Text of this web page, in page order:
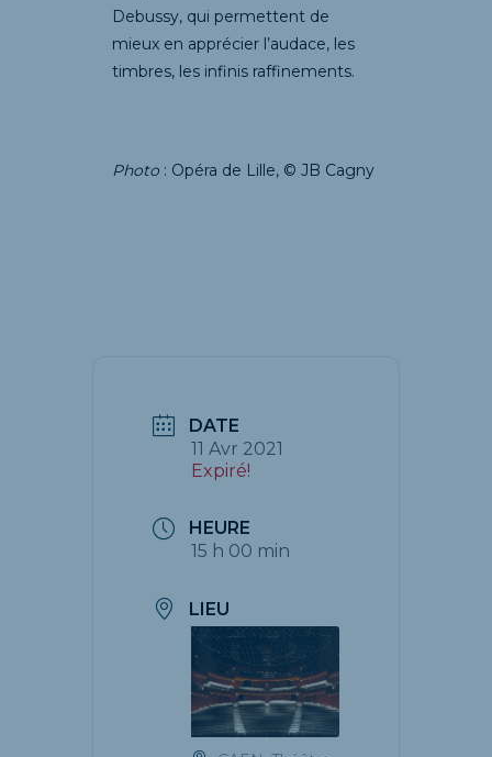
Debussy, qui permettent de
mieux en apprécier l’audace, les
timbres, les infinis raffinements.
Photo : Opéra de Lille, © JB Cagny
DATE
11 Avr 2021
Expiré!
HEURE
15 h 00 min
LIEU